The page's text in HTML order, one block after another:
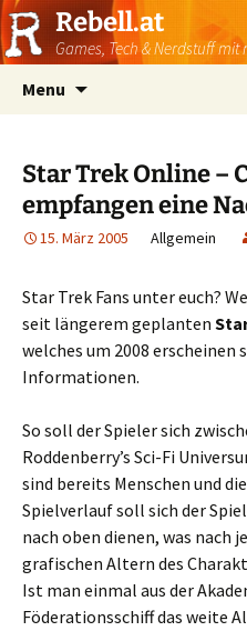
Rebell.at
Games, Tech & Nerdstuff mit
Menu
Star Trek Online –
empfangen eine
15. März 2005 Allgemein
Star Trek Fans unter euch?
seit längerem geplanten
welches um 2008 erscheinen
Informationen.
So soll der Spieler sich
Roddenberry’s Sci-Fi
sind bereits Menschen und
Spielverlauf soll sich der
nach oben dienen, was nach
grafischen Altern des
Ist man einmal aus der
Föderationsschiff das weite